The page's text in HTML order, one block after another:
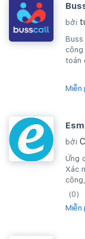
bởi
toán
Miễn
bởi
Ứng
Xác
(0)
Miễn